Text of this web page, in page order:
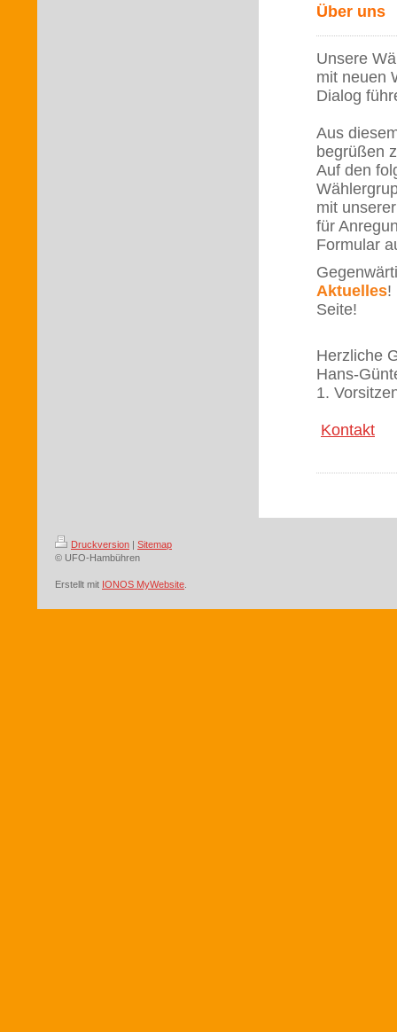
Über uns
Unsere
mit neuen
Dialog
Aus
begrüßen
Auf den
mit
für
Formular
Aktuelles!
Seite!
Herzliche
Hans-
1.
Kontakt
Druckversion
Sitemap
© UFO-Hambühren
Erstellt mit IONOS MyWebsite